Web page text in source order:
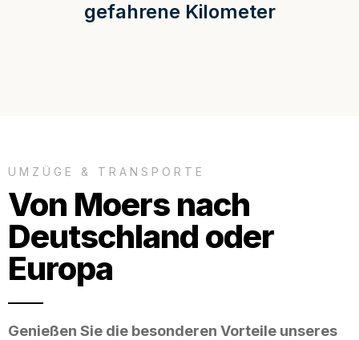
gefahrene Kilometer
UMZÜGE & TRANSPORTE
Von Moers nach
Deutschland oder
Europa
Genießen Sie die besonderen Vorteile unseres